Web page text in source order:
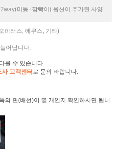
미등+깜빡이) 옵션이 추가된 사양
피러스, 에쿠스, 기타)
어납니다.
를 수 있습니다.
사 고객센터 로 문의 바랍니다.
의 핀(배선)이 몇 개인지 확인하시면 됩니